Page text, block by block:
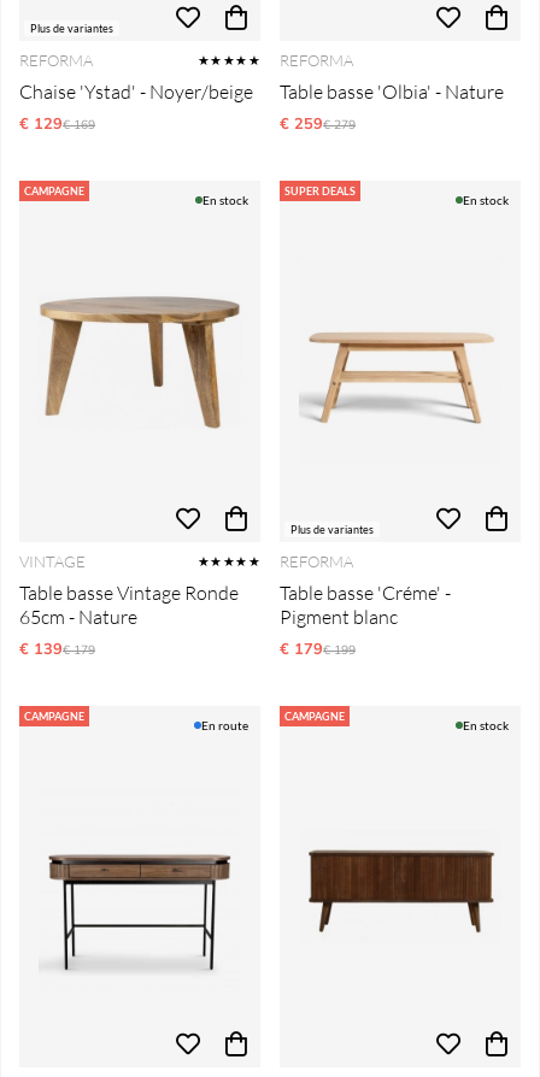
Plus de variantes
REFORMA ★★★★★
Chaise 'Ystad' - Noyer/beige
€ 129Prix régulier:
€ 169
REFORMA
Table basse 'Olbia' - Nature
€ 259Prix régulier:
€ 279
CAMPAGNE
En stock
VINTAGE ★★★★★
Table basse Vintage Ronde
65cm - Nature
€ 139Prix régulier:
€ 179
SUPER DEALS
Plus de variantes
En stock
REFORMA
Table basse 'Créme' -
Pigment blanc
€ 179Prix régulier:
€ 199
CAMPAGNE
En route
CAMPAGNE
En stock